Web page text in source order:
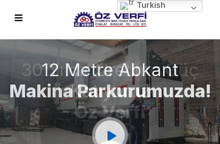
12 Metre Abkant
Makina Parkurumuzda!
Turkish